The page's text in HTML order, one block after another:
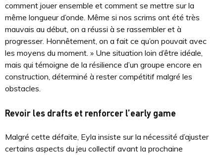
comment jouer ensemble et comment se mettre sur la
même longueur d’onde. Même si nos scrims ont été très
mauvais au début, on a réussi à se rassembler et à
progresser. Honnêtement, on a fait ce qu’on pouvait avec
les moyens du moment. » Une situation loin d’être idéale,
mais qui témoigne de la résilience d’un groupe encore en
construction, déterminé à rester compétitif malgré les
obstacles.
Revoir les drafts et renforcer l’early game
Malgré cette défaite, Eyla insiste sur la nécessité d’ajuster
certains aspects du jeu collectif avant la prochaine